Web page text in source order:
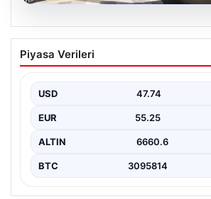
07.08.2026
Dışişleri Sözcüsü Keçeli’den
Yunanistan açıklaması.
doğurmayacaktır”
Piyasa Verileri
USD 47.74
EUR 55.25
ALTIN 6660.6
BTC 3095814